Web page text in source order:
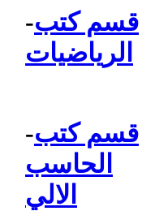
-قسم كتب
الرياضيات
-قسم كتب
الحاسب
الالي